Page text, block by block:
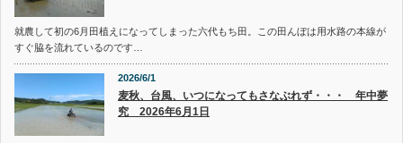
就農して初の6月田植えになってしまった六代もち田。この田んぼは用水路の本線が
すぐ脇を流れているのです…
2026/6/1
麦秋、台風、いつになってもさなぶれず・・・ 年中夢
究 2026年6月1日